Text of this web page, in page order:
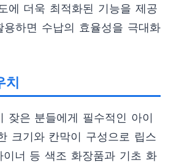
에 더욱 최적화된 기능을 제공
하면 수납의 효율성을 극대화
잦은 분들에게 필수적인 아이
크기와 칸막이 구성으로 립스
이너 등 색조 화장품과 기초 화